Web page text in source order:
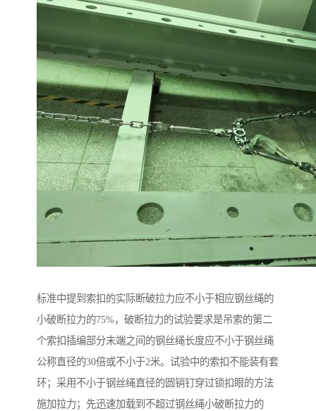
标准中提到索扣的实际断破拉力应不小于相应钢丝绳的
小破断拉力的75%，破断拉力的试验要求是吊索的第二
个索扣插编部分末端之间的钢丝绳长度应不小于钢丝绳
公称直径的30倍或不小于2米。试验中的索扣不能装有套
环；采用不小于钢丝绳直径的圆销钉穿过锁扣眼的方法
施加拉力；先迅速加载到不超过钢丝绳小破断拉力的